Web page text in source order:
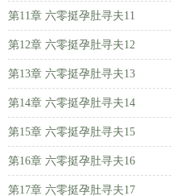
第11章 六零挺孕肚寻夫11
第12章 六零挺孕肚寻夫12
第13章 六零挺孕肚寻夫13
第14章 六零挺孕肚寻夫14
第15章 六零挺孕肚寻夫15
第16章 六零挺孕肚寻夫16
第17章 六零挺孕肚寻夫17